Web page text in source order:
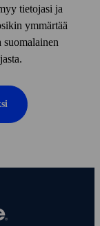
tietojasi ja
ymmärtää
suomalainen